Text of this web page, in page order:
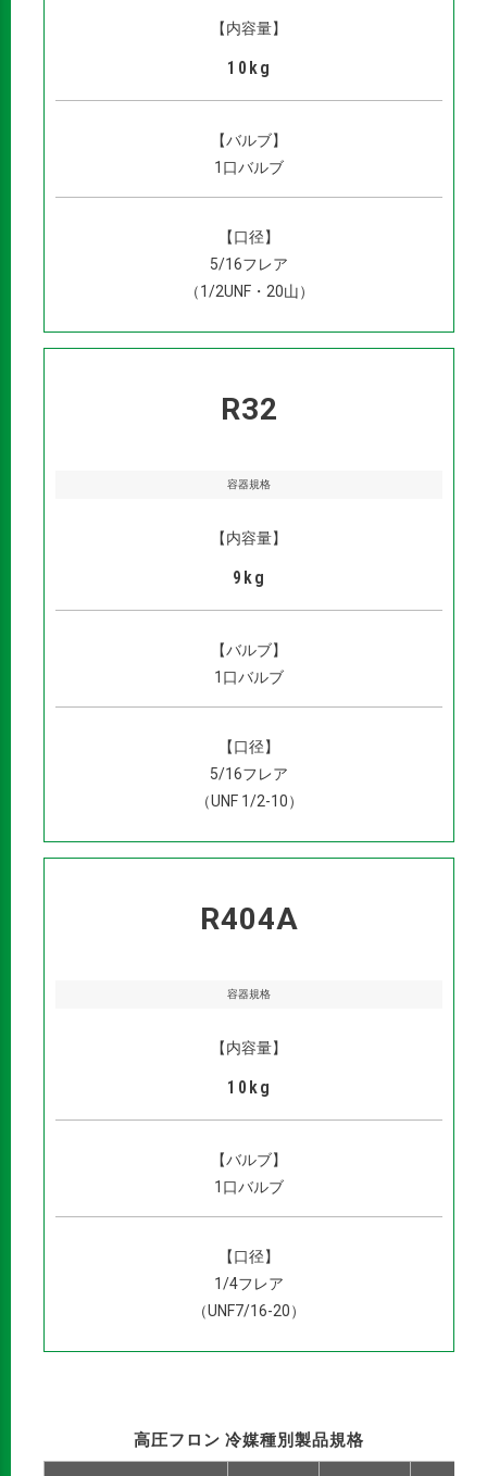
【内容量】
10kg
【バルブ】
1口バルブ
【口径】
5/16フレア
（1/2UNF・20山）
R32
容器規格
【内容量】
9kg
【バルブ】
1口バルブ
【口径】
5/16フレア
（UNF 1/2-10）
R404A
容器規格
【内容量】
10kg
【バルブ】
1口バルブ
【口径】
1/4フレア
（UNF7/16-20）
高圧フロン 冷媒種別製品規格